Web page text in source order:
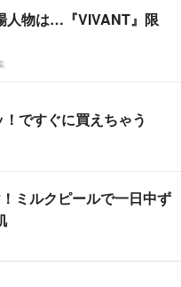
人物は…『VIVANT』限
ですぐに買えちゃう
ミルクピールで一日中ず